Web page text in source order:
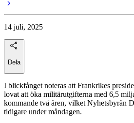
14 juli, 2025
Dela
I blickfånget noteras att Frankrikes
lovat att öka militärutgifterna med 6,5
kommande två åren, vilket Nyhetsbyrån
tidigare under måndagen.